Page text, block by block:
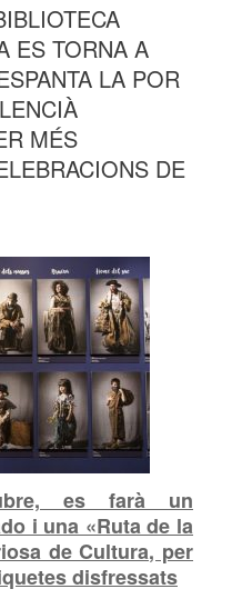
ES TORNA A
LA POR
MÉS
DE
es farà un
i una «Ruta de la
de Cultura, per
disfressats